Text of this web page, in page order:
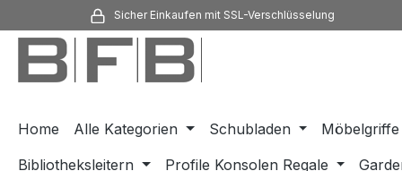
Hauptinhalt springen
Zur Suche springen
Zur Hauptnavigation springen
Sicher Einkaufen mit SSL-Verschlüsselung
Home Alle Kategorien Schubladen Möbelgriffe
Bibliotheksleitern
Profile Konsolen Regale